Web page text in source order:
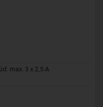
max. 3 x 2,5 A